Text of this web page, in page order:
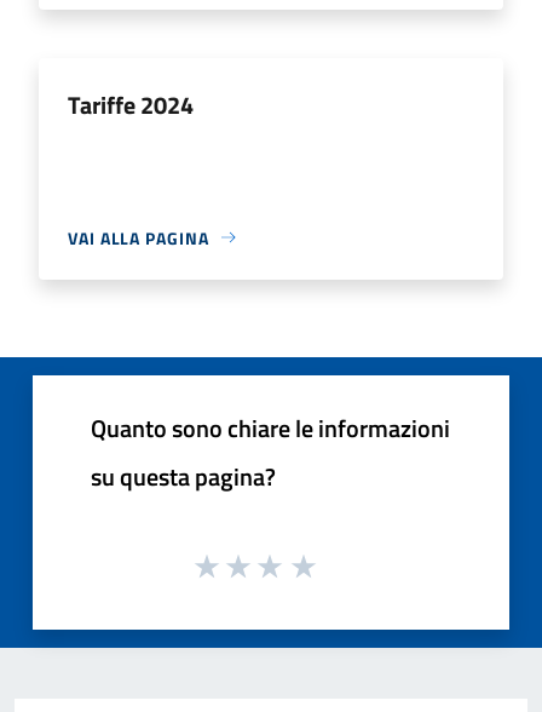
Tariffe 2024
VAI ALLA PAGINA
Quanto sono chiare le informazioni
su questa pagina?